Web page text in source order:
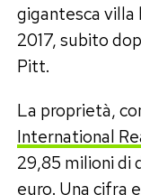
gigantesca villa
2017, subito
Pitt.
La proprietà,
International
29,85 milioni di
euro. Una cifra